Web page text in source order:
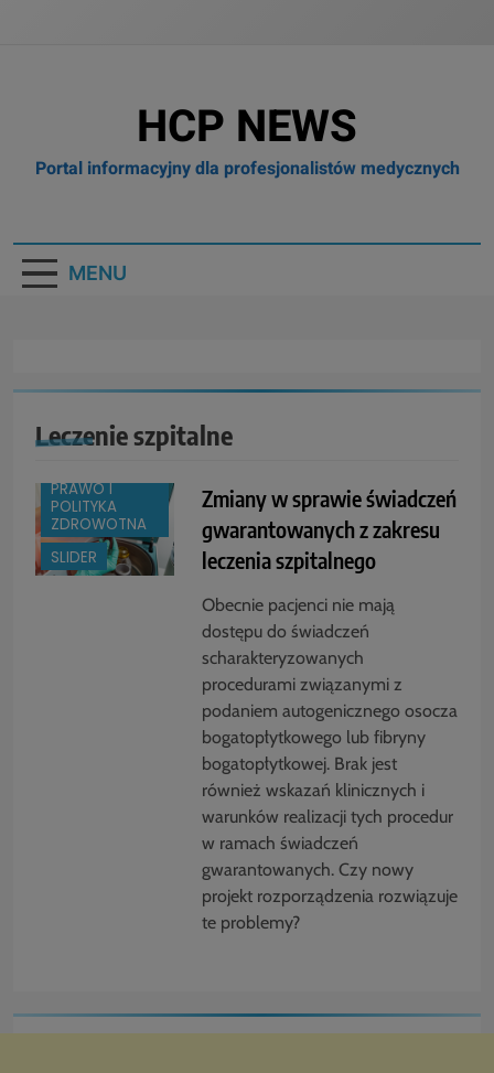
HCP NEWS
Portal informacyjny dla profesjonalistów medycznych
MENU
Leczenie szpitalne
MEDYCYNA
PRAWO I
POLITYKA
ZDROWOTNA
SLIDER
Zmiany w sprawie świadczeń
gwarantowanych z zakresu
leczenia szpitalnego
Obecnie pacjenci nie mają
dostępu do świadczeń
scharakteryzowanych
procedurami związanymi z
podaniem autogenicznego osocza
bogatopłytkowego lub fibryny
bogatopłytkowej. Brak jest
również wskazań klinicznych i
warunków realizacji tych procedur
w ramach świadczeń
gwarantowanych. Czy nowy
projekt rozporządzenia rozwiązuje
te problemy?